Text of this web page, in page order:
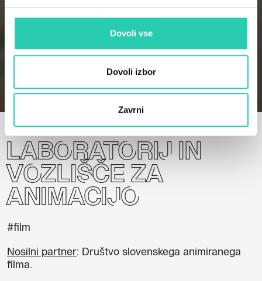
Dovoli vse
Dovoli izbor
Zavrni
Domov Projekti Laboratorij in vozlišče za animacijo
Laboratorij in
vozlišče za
animacijo
#film
Nosilni partner: Društvo slovenskega animiranega
filma.